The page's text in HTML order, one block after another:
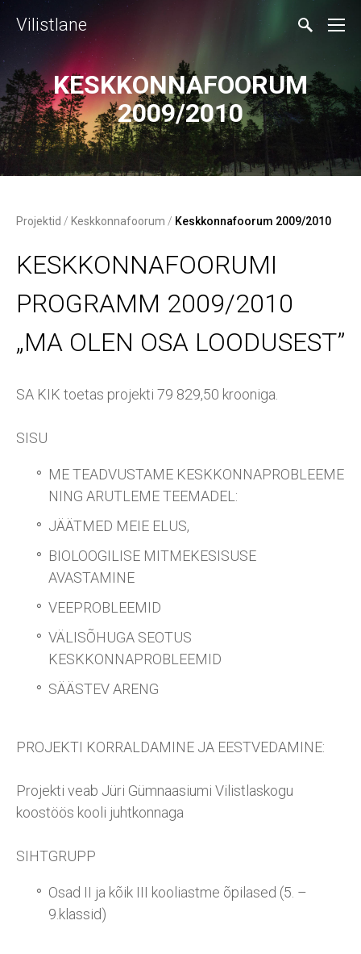
Vilistlane
KESKKONNAFOORUM
2009/2010
Projektid / Keskkonnafoorum / Keskkonnafoorum 2009/2010
KESKKONNAFOORUMI
PROGRAMM 2009/2010
„MA OLEN OSA LOODUSEST”
SA KIK toetas projekti 79 829,50 krooniga.
SISU
ME TEADVUSTAME KESKKONNAPROBLEEME
NING ARUTLEME TEEMADEL:
JÄÄTMED MEIE ELUS,
BIOLOOGILISE MITMEKESISUSE
AVASTAMINE
VEEPROBLEEMID
VÄLISÕHUGA SEOTUS
KESKKONNAPROBLEEMID
SÄÄSTEV ARENG
PROJEKTI KORRALDAMINE JA EESTVEDAMINE:
Projekti veab Jüri Gümnaasiumi Vilistlaskogu
koostöös kooli juhtkonnaga
SIHTGRUPP
Osad II ja kõik III kooliastme õpilased (5. –
9.klassid)